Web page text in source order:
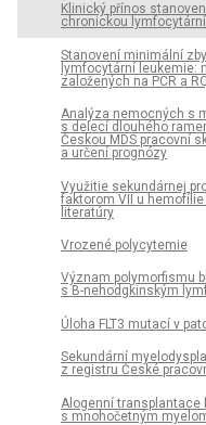
Klinický přínos
chronickou
Stanovení minimální
lymfocytární leukemie:
založených na PCR a
Analýza nemocných s
s delecí dlouhého
Českou MDS pracovní
a určení prognózy
Využitie sekundárnej
faktorom VII u
literatúry
Vrozené polycytemie
Význam polymorfismu
s B-nehodgkinským
Úloha FLT3 mutací v
Sekundární
z registru České
Alogenní transplantace
s mnohočetným